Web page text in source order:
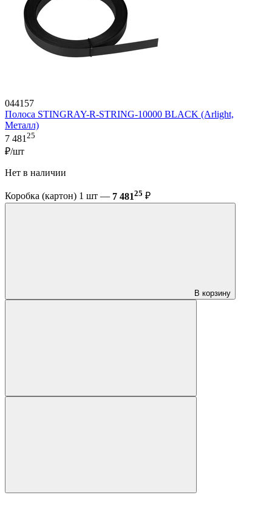
044157
Полоса STINGRAY-R-STRING-10000 BLACK (Arlight,
Металл)
7 481 25
₽/шт
Нет в наличии
Коробка (картон) 1 шт — 7 48125 ₽
В корзину